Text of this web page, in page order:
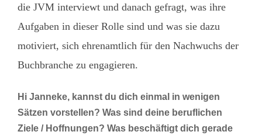
die JVM interviewt und danach gefragt, was ihre
Aufgaben in dieser Rolle sind und was sie dazu
motiviert, sich ehrenamtlich für den Nachwuchs der
Buchbranche zu engagieren.
Hi Janneke, kannst du dich einmal in wenigen
Sätzen vorstellen? Was sind deine beruflichen
Ziele / Hoffnungen? Was beschäftigt dich gerade